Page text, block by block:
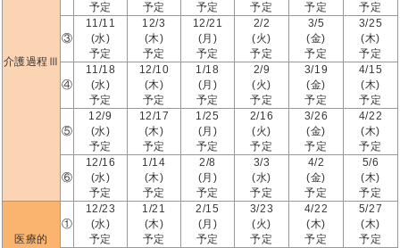
介護過程Ⅲ
予定
予定
予定
予定
予定
予定
③
11/11
(水)
予定
12/3
(木)
予定
12/21
(月)
予定
2/2
(火)
予定
3/5
(金)
予定
3/25
(木)
予定
④
11/18
(水)
予定
12/10
(木)
予定
1/18
(月)
予定
2/9
(火)
予定
3/19
(金)
予定
4/15
(木)
予定
⑤
12/9
(水)
予定
12/17
(木)
予定
1/25
(月)
予定
2/16
(火)
予定
3/26
(金)
予定
4/22
(木)
予定
⑥
12/16
(水)
予定
1/14
(木)
予定
2/8
(月)
予定
3/3
(水)
予定
4/2
(金)
予定
5/6
(木)
予定
医療的
①
12/23
(水)
予定
1/21
(木)
予定
2/15
(月)
予定
3/23
(火)
予定
4/22
(木)
予定
5/27
(木)
予定